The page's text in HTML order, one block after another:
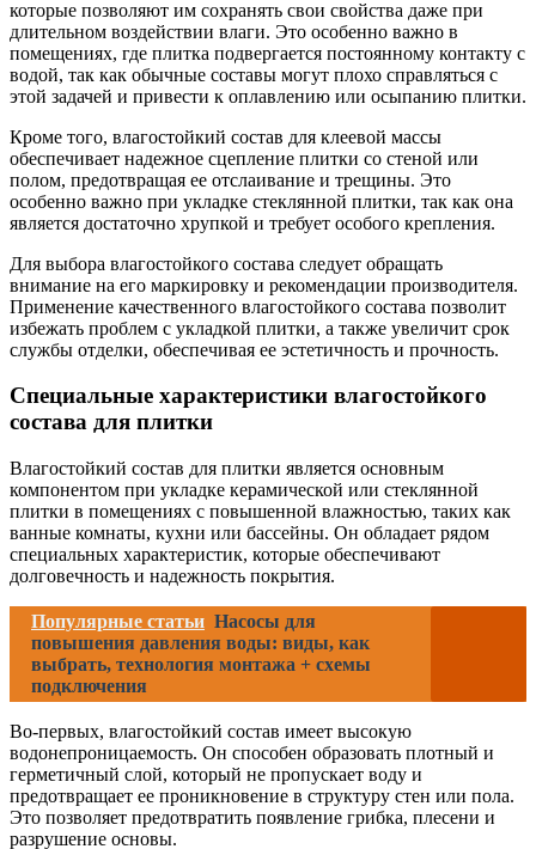
которые позволяют им сохранять свои свойства даже при
длительном воздействии влаги. Это особенно важно в
помещениях, где плитка подвергается постоянному контакту с
водой, так как обычные составы могут плохо справляться с
этой задачей и привести к оплавлению или осыпанию плитки.
Кроме того, влагостойкий состав для клеевой массы
обеспечивает надежное сцепление плитки со стеной или
полом, предотвращая ее отслаивание и трещины. Это
особенно важно при укладке стеклянной плитки, так как она
является достаточно хрупкой и требует особого крепления.
Для выбора влагостойкого состава следует обращать
внимание на его маркировку и рекомендации производителя.
Применение качественного влагостойкого состава позволит
избежать проблем с укладкой плитки, а также увеличит срок
службы отделки, обеспечивая ее эстетичность и прочность.
Специальные характеристики влагостойкого
состава для плитки
Влагостойкий состав для плитки является основным
компонентом при укладке керамической или стеклянной
плитки в помещениях с повышенной влажностью, таких как
ванные комнаты, кухни или бассейны. Он обладает рядом
специальных характеристик, которые обеспечивают
долговечность и надежность покрытия.
Популярные статьи Насосы для
повышения давления воды: виды, как
выбрать, технология монтажа + схемы
подключения
Во-первых, влагостойкий состав имеет высокую
водонепроницаемость. Он способен образовать плотный и
герметичный слой, который не пропускает воду и
предотвращает ее проникновение в структуру стен или пола.
Это позволяет предотвратить появление грибка, плесени и
разрушение основы.